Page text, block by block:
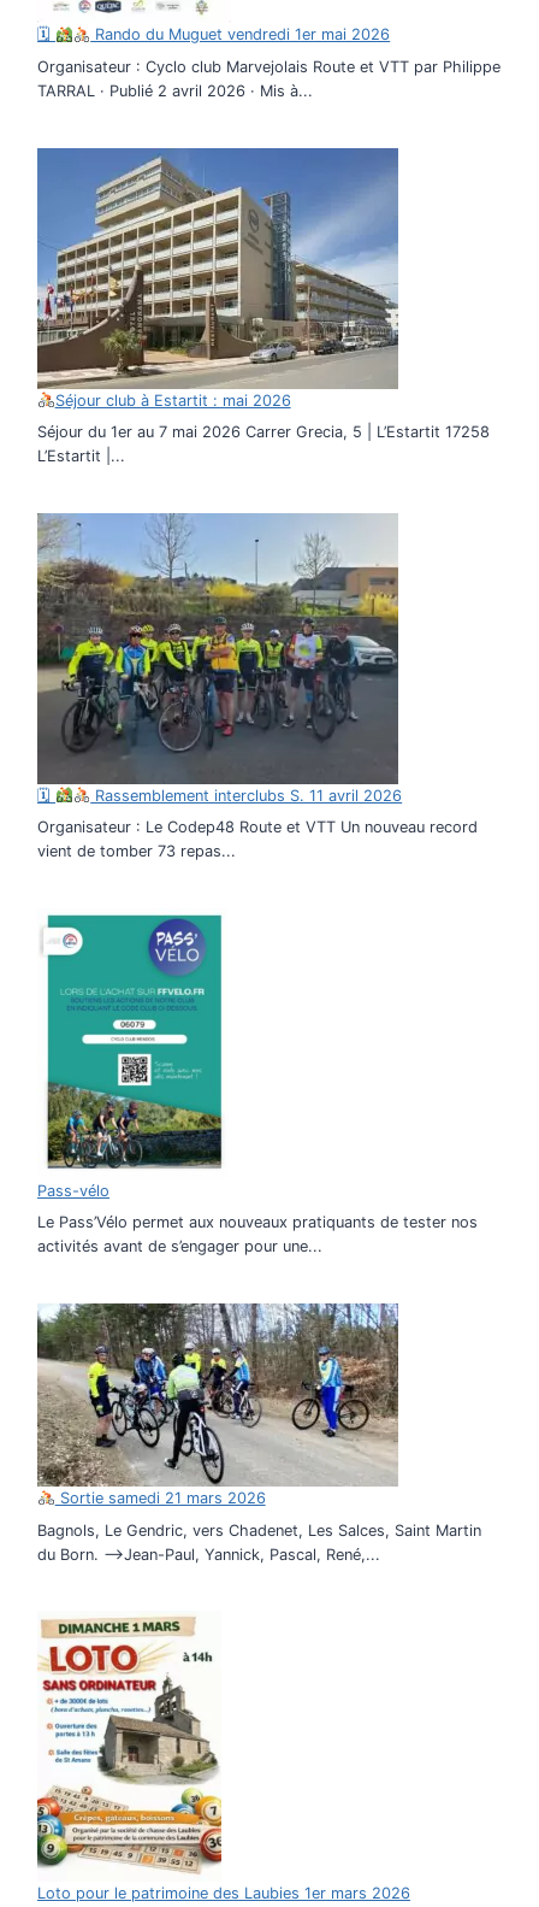
🗓
Rando du Muguet vendredi 1er mai 2026
Organisateur : Cyclo club Marvejolais Route et VTT par Philippe
TARRAL · Publié 2 avril 2026 · Mis à...
Séjour club à Estartit : mai 2026
Séjour du 1er au 7 mai 2026 Carrer Grecia, 5 | L’Estartit 17258
L’Estartit |...
🗓
Rassemblement interclubs S. 11 avril 2026
Organisateur : Le Codep48 Route et VTT Un nouveau record
vient de tomber 73 repas...
Pass-vélo
Le Pass’Vélo permet aux nouveaux pratiquants de tester nos
activités avant de s’engager pour une...
Sortie samedi 21 mars 2026
Bagnols, Le Gendric, vers Chadenet, Les Salces, Saint Martin
du Born. –>Jean-Paul, Yannick, Pascal, René,...
Loto pour le patrimoine des Laubies 1er mars 2026